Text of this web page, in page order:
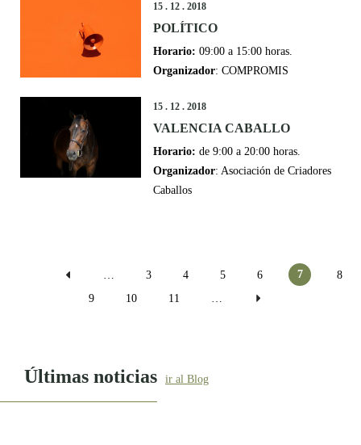
15 . 12 . 2018
POLÍTICO
Horario: 09:00 a 15:00 horas.
Organizador: COMPROMIS
15 . 12 . 2018
VALENCIA CABALLO
Horario: de 9:00 a 20:00 horas.
Organizador: Asociación de Criadores
Caballos
3 4 5 6 7
8
9
10 11
Últimas noticias ir al Blog